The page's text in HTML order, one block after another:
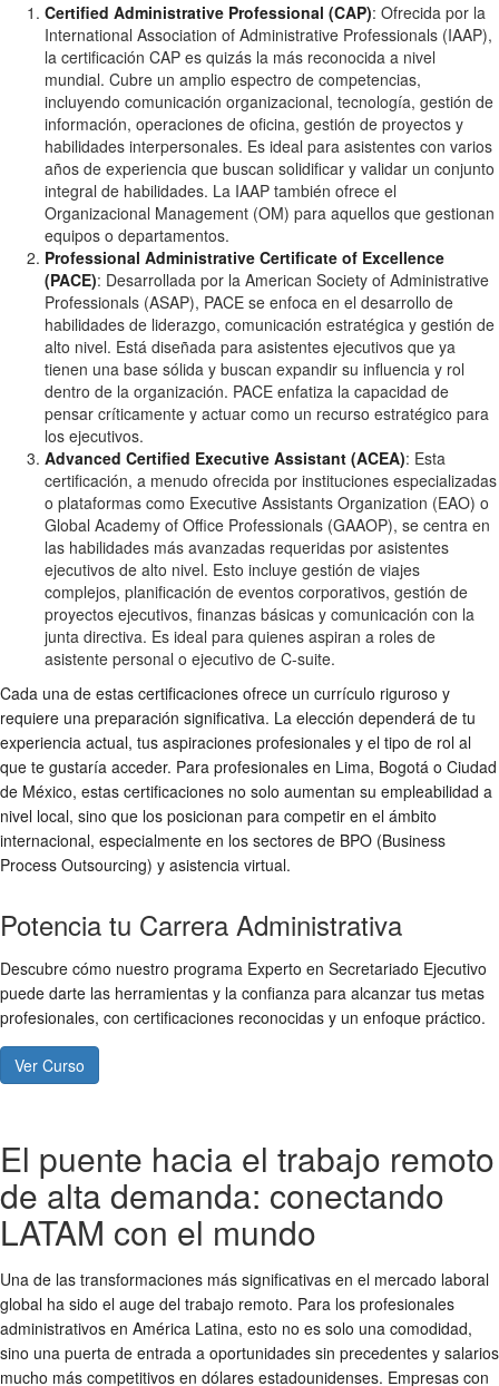
Certified Administrative Professional (CAP): Ofrecida por la
International Association of Administrative Professionals (IAAP),
la certificación CAP es quizás la más reconocida a nivel
mundial. Cubre un amplio espectro de competencias,
incluyendo comunicación organizacional, tecnología, gestión de
información, operaciones de oficina, gestión de proyectos y
habilidades interpersonales. Es ideal para asistentes con varios
años de experiencia que buscan solidificar y validar un conjunto
integral de habilidades. La IAAP también ofrece el
Organizacional Management (OM) para aquellos que gestionan
equipos o departamentos.
Professional Administrative Certificate of Excellence
(PACE): Desarrollada por la American Society of Administrative
Professionals (ASAP), PACE se enfoca en el desarrollo de
habilidades de liderazgo, comunicación estratégica y gestión de
alto nivel. Está diseñada para asistentes ejecutivos que ya
tienen una base sólida y buscan expandir su influencia y rol
dentro de la organización. PACE enfatiza la capacidad de
pensar críticamente y actuar como un recurso estratégico para
los ejecutivos.
Advanced Certified Executive Assistant (ACEA): Esta
certificación, a menudo ofrecida por instituciones especializadas
o plataformas como Executive Assistants Organization (EAO) o
Global Academy of Office Professionals (GAAOP), se centra en
las habilidades más avanzadas requeridas por asistentes
ejecutivos de alto nivel. Esto incluye gestión de viajes
complejos, planificación de eventos corporativos, gestión de
proyectos ejecutivos, finanzas básicas y comunicación con la
junta directiva. Es ideal para quienes aspiran a roles de
asistente personal o ejecutivo de C-suite.
Cada una de estas certificaciones ofrece un currículo riguroso y
requiere una preparación significativa. La elección dependerá de tu
experiencia actual, tus aspiraciones profesionales y el tipo de rol al
que te gustaría acceder. Para profesionales en Lima, Bogotá o Ciudad
de México, estas certificaciones no solo aumentan su empleabilidad a
nivel local, sino que los posicionan para competir en el ámbito
internacional, especialmente en los sectores de BPO (Business
Process Outsourcing) y asistencia virtual.
Potencia tu Carrera Administrativa
Descubre cómo nuestro programa Experto en Secretariado Ejecutivo
puede darte las herramientas y la confianza para alcanzar tus metas
profesionales, con certificaciones reconocidas y un enfoque práctico.
Ver Curso
El puente hacia el trabajo remoto
de alta demanda: conectando
LATAM con el mundo
Una de las transformaciones más significativas en el mercado laboral
global ha sido el auge del trabajo remoto. Para los profesionales
administrativos en América Latina, esto no es solo una comodidad,
sino una puerta de entrada a oportunidades sin precedentes y salarios
mucho más competitivos en dólares estadounidenses. Empresas con